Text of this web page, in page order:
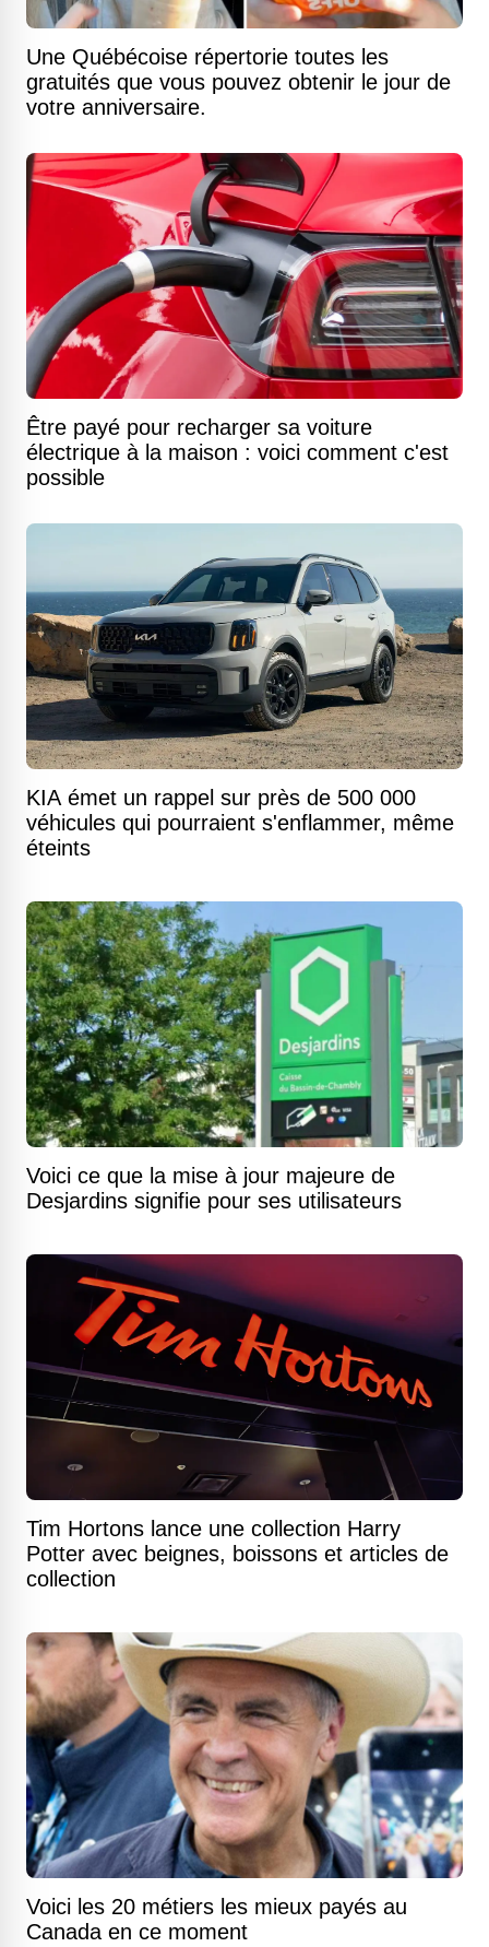
Une Québécoise répertorie toutes les
gratuités que vous pouvez obtenir le jour de
votre anniversaire.
Être payé pour recharger sa voiture
électrique à la maison : voici comment c'est
possible
KIA émet un rappel sur près de 500 000
véhicules qui pourraient s'enflammer, même
éteints
Voici ce que la mise à jour majeure de
Desjardins signifie pour ses utilisateurs
Tim Hortons lance une collection Harry
Potter avec beignes, boissons et articles de
collection
Voici les 20 métiers les mieux payés au
Canada en ce moment